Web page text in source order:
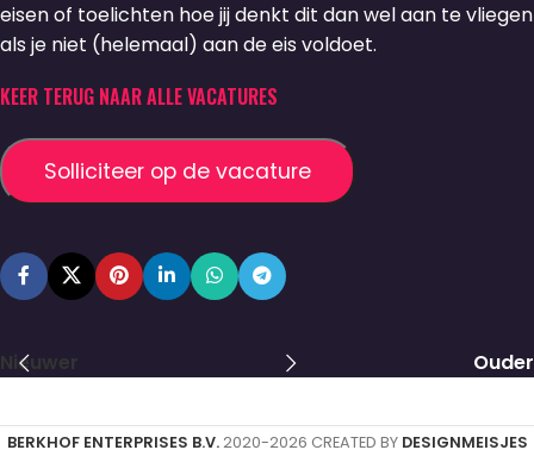
eisen of toelichten hoe jij denkt dit dan wel aan te vliegen
als je niet (helemaal) aan de eis voldoet.
KEER TERUG NAAR ALLE VACATURES
Nieuwer Ouder
BERKHOF ENTERPRISES B.V. 2020-2026 CREATED BY DESIGNMEISJES